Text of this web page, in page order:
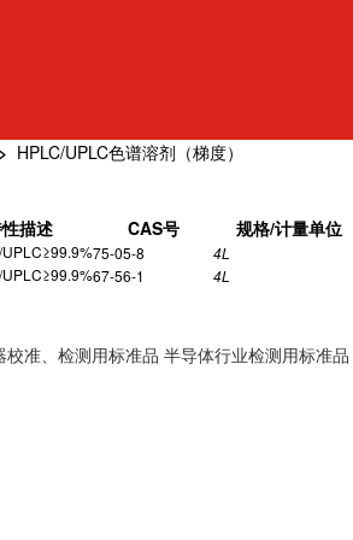
HPLC/UPLC色谱溶剂（梯度）
描述 CAS号 规格/计量单位
75-05-8 4L
67-56-1 4L
校准、检测用标准品 半导体行业检测用标准品